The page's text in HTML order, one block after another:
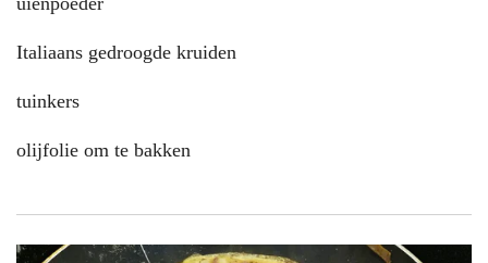
Italiaans gedroogde kruiden
tuinkers
olijfolie om te bakken